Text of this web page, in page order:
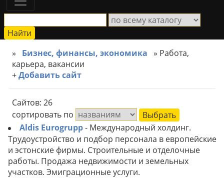
» Бизнес, финансы, экономика » Работа,
карьера, вакансии
+Добавить сайт
Сайтов: 26
сортировать по
Aldis Eurogrupp- Международный холдинг.
Трудоустройство и подбор персонала в европейские
и эстонские фирмы. Строительные и отделочные
работы. Продажа недвижимости и земельных
участков. Эмиграционные услуги.